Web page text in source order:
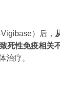
）后，
死性免疫相关
治疗。